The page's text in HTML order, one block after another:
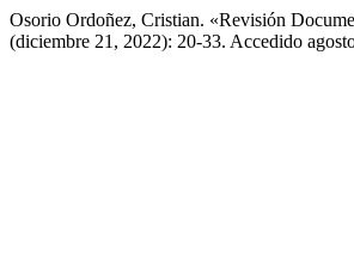
Osorio Ordoñez, Cristian. «Revisión
(diciembre 21, 2022): 20-33. Accedido